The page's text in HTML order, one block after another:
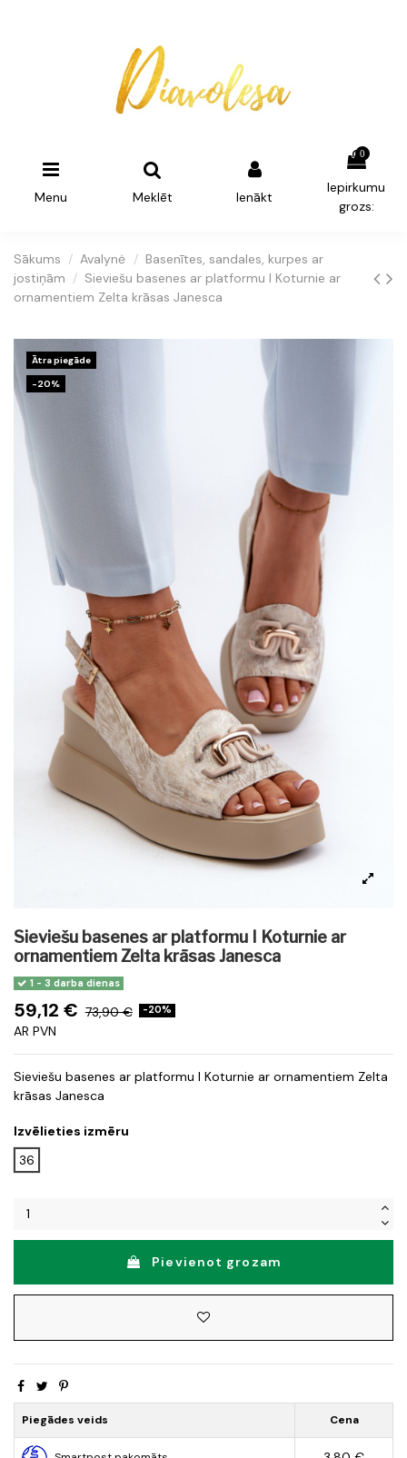
Menu Meklēt Ienākt
0
Iepirkumu
grozs:
Sākums Avalynė
Basenītes, sandales, kurpes ar
jostiņām
Sieviešu basenes ar platformu I Koturnie ar
ornamentiem Zelta krāsas Janesca
Ātra piegāde
-20%
Sieviešu basenes ar platformu I Koturnie ar
ornamentiem Zelta krāsas Janesca
1 - 3 darba dienas
59,12 € 73,90 € -20%
AR PVN
Sieviešu basenes ar platformu I Koturnie ar ornamentiem Zelta
krāsas Janesca
Izvēlieties izmēru
36
Pievienot grozam
Piegādes veids Cena